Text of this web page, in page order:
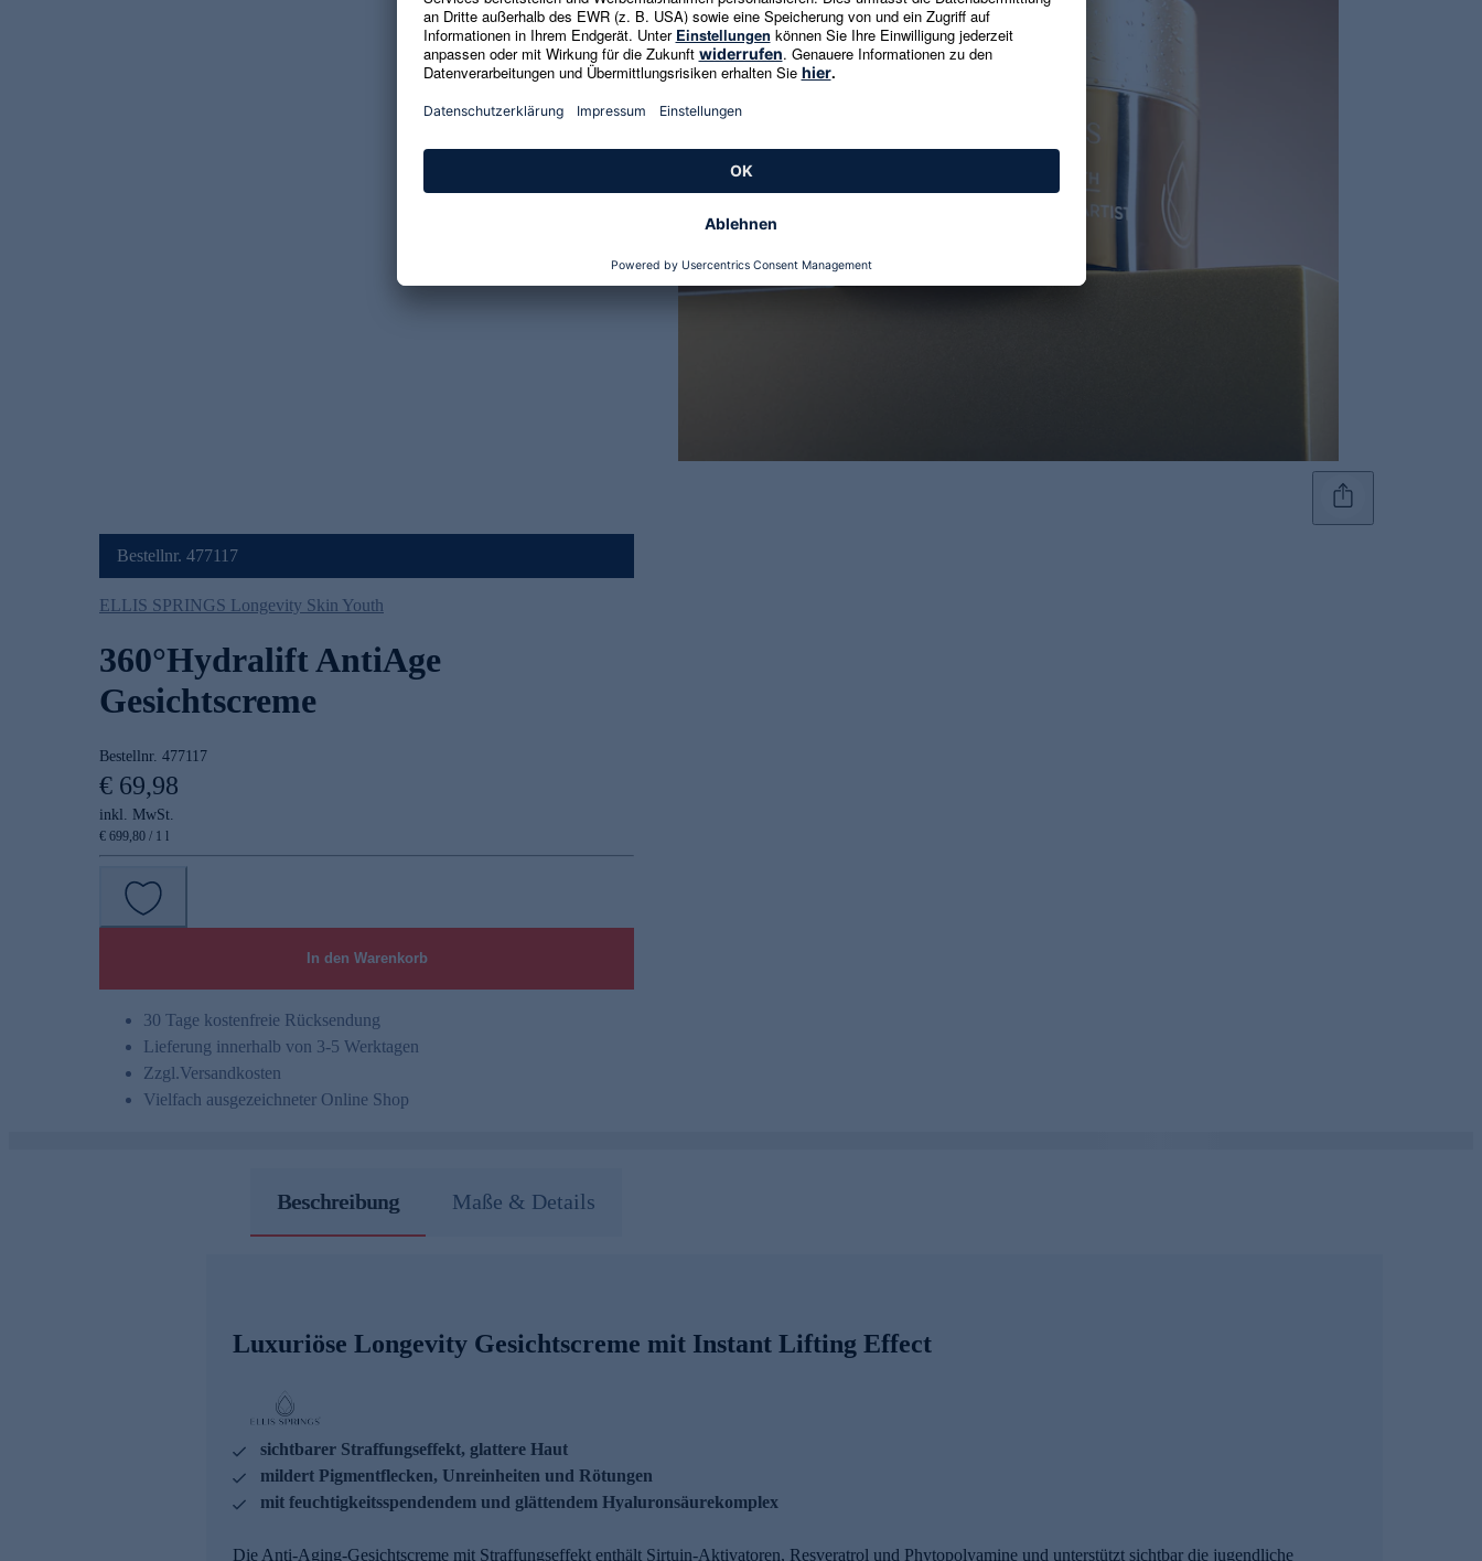
Bestellnr. 477117
ELLIS SPRINGS Longevity Skin Youth
360°Hydralift AntiAge
Gesichtscreme
Bestellnr. 477117
€ 69,98
inkl. MwSt.
€ 699,80 / 1 l
In den Warenkorb
30 Tage kostenfreie Rücksendung
Lieferung innerhalb von 3-5 Werktagen
Zzgl.Versandkosten
Vielfach ausgezeichneter Online Shop
Beschreibung Maße & Details
Luxuriöse Longevity Gesichtscreme mit Instant Lifting Effect
sichtbarer Straffungseffekt, glattere Haut
mildert Pigmentflecken, Unreinheiten und Rötungen
mit feuchtigkeitsspendendem und glättendem Hyaluronsäurekomplex
Die Anti-Aging-Gesichtscreme mit Straffungseffekt enthält Sirtuin-Aktivatoren, Resveratrol und Phytopolyamine und unterstützt sichtbar die jugendliche